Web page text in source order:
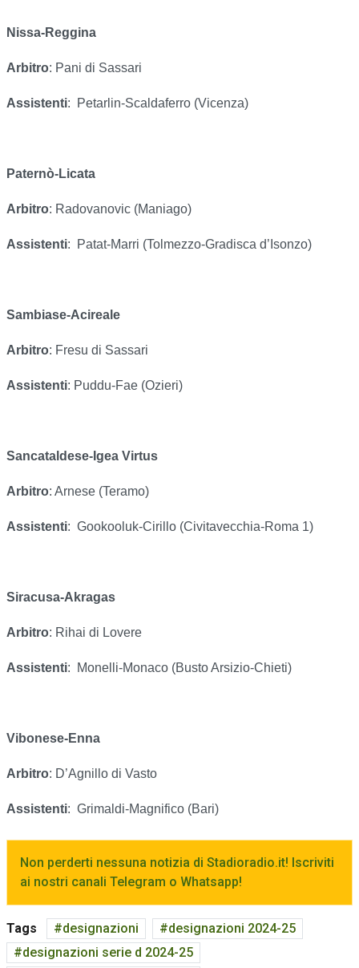
Nissa-Reggina
Arbitro: Pani di Sassari
Assistenti: Petarlin-Scaldaferro (Vicenza)
Paternò-Licata
Arbitro: Radovanovic (Maniago)
Assistenti: Patat-Marri (Tolmezzo-Gradisca d’Isonzo)
Sambiase-Acireale
Arbitro: Fresu di Sassari
Assistenti: Puddu-Fae (Ozieri)
Sancataldese-Igea Virtus
Arbitro: Arnese (Teramo)
Assistenti: Gookooluk-Cirillo (Civitavecchia-Roma 1)
Siracusa-Akragas
Arbitro: Rihai di Lovere
Assistenti: Monelli-Monaco (Busto Arsizio-Chieti)
Vibonese-Enna
Arbitro: D’Agnillo di Vasto
Assistenti: Grimaldi-Magnifico (Bari)
Non perderti nessuna notizia di Stadioradio.it! Iscriviti
ai nostri canali Telegram o Whatsapp!
Tags designazioni
designazioni 2024-25
designazioni serie d 2024-25